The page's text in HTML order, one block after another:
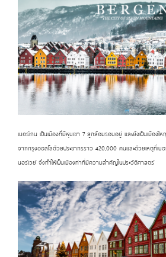
เบอร์เกน เป็นเมืองที่มีหุบเขา 7 ลูกล้อมรอบอยู่ และยังเป็นเมือง
จากกรุงออสโลด้วยประชากรราว 420,000 คนและด้วยเหตุที่เบ
นอร์เวย์ จึงทำให้เป็นเมืองท่าที่มีความสำคัญในประวัติศาสตร์